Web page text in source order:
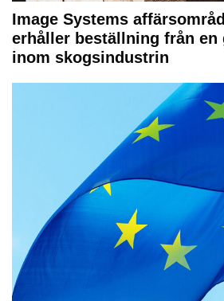
Image Systems
erhåller beställning från en
inom skogsindustrin